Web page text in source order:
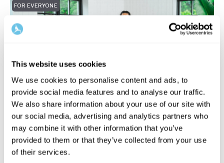
This website uses cookies
We use cookies to personalise content and ads, to
provide social media features and to analyse our traffic.
We also share information about your use of our site with
our social media, advertising and analytics partners who
may combine it with other information that you’ve
provided to them or that they’ve collected from your use
of their services.
30min
FOR EVERYONE
Pilates Matwork – Full Body
Pilates with Emma Cowan